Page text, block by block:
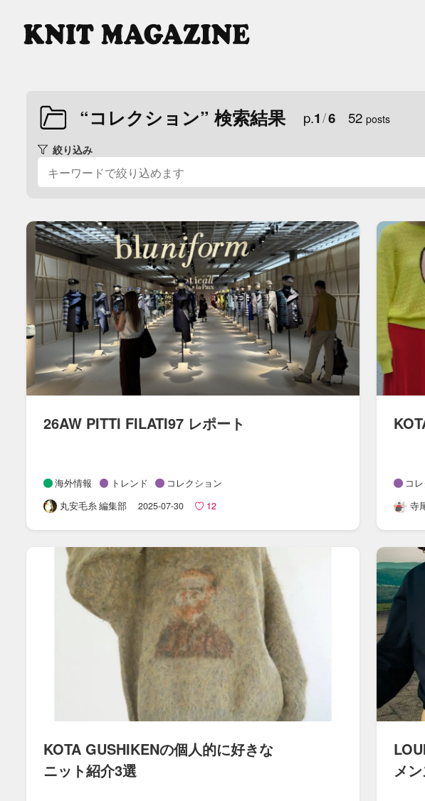
“コレクション” 検索結果 p.1/6 52 posts
絞り込み
26AW PITTI FILATI97 レポート
海外情報 トレンド
コレクション
丸安毛糸 編集部
2025-07-30 12
コ
寺
KOTA GUSHIKENの​個人的に​好きな​
ニット紹介3選
メ